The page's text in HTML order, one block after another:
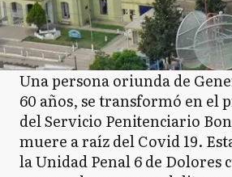
Una persona oriunda de
60 años, se transformó en el
del Servicio Penitenciario
muere a raíz del Covid 19.
la Unidad Penal 6 de Dolores